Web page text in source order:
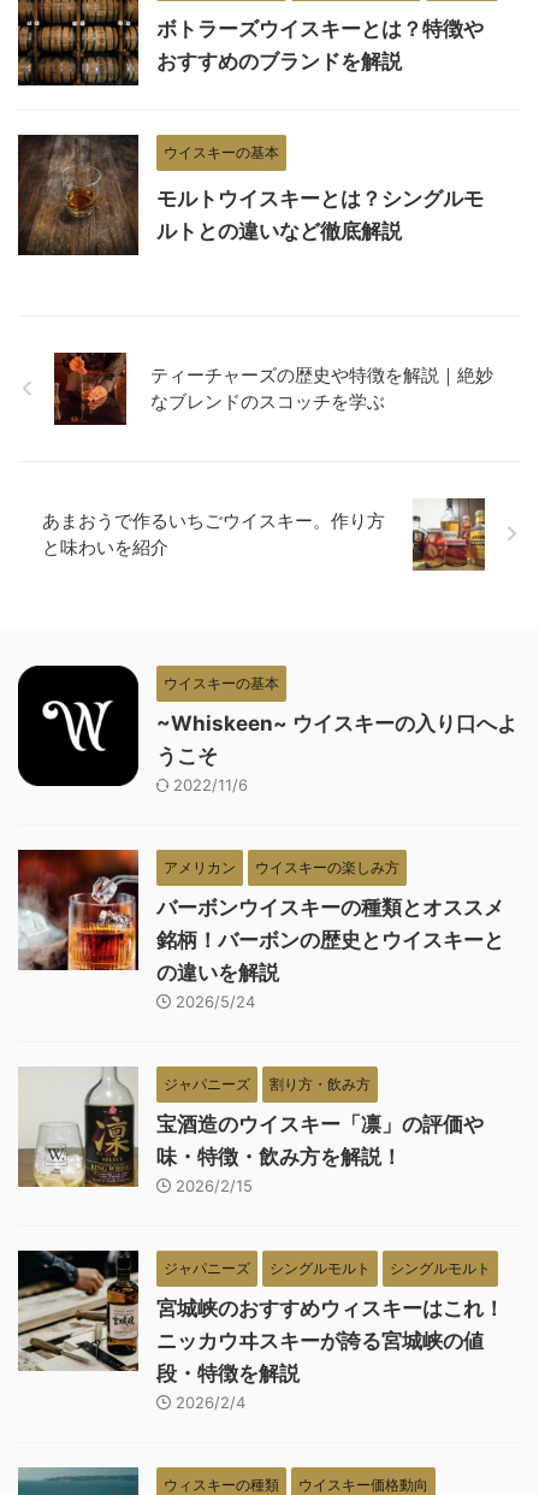
ボトラーズウイスキーとは？特徴や
おすすめのブランドを解説
ウイスキーの基本
モルトウイスキーとは？シングルモ
ルトとの違いなど徹底解説
ティーチャーズの歴史や特徴を解説｜絶妙
なブレンドのスコッチを学ぶ
あまおうで作るいちごウイスキー。作り方
と味わいを紹介
ウイスキーの基本
~Whiskeen~ ウイスキーの入り口へよ
うこそ
2022/11/6
アメリカン ウイスキーの楽しみ方
バーボンウイスキーの種類とオススメ
銘柄！バーボンの歴史とウイスキーと
の違いを解説
2026/5/24
ジャパニーズ 割り方・飲み方
宝酒造のウイスキー「凛」の評価や
味・特徴・飲み方を解説！
2026/2/15
ジャパニーズ シングルモルト シングルモルト
宮城峡のおすすめウィスキーはこれ！
ニッカウヰスキーが誇る宮城峡の値
段・特徴を解説
2026/2/4
ウィスキーの種類 ウイスキー価格動向